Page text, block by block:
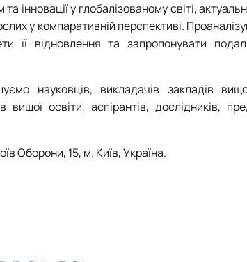
інновації у глобалізованому світі,
у компаративній перспективі.
її відновлення та запропонувати
науковців, викладачів закладів
освіти, аспірантів, дослідників,
Оборони, 15, м. Київ, Україна.